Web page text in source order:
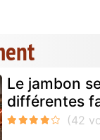
Le jambon
différentes